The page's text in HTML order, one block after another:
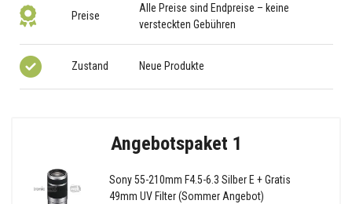
Preise
Alle Preise sind Endpreise – keine
versteckten Gebühren
Zustand Neue Produkte
Angebotspaket 1
Sony 55-210mm F4.5-6.3 Silber E + Gratis
49mm UV Filter (Sommer Angebot)